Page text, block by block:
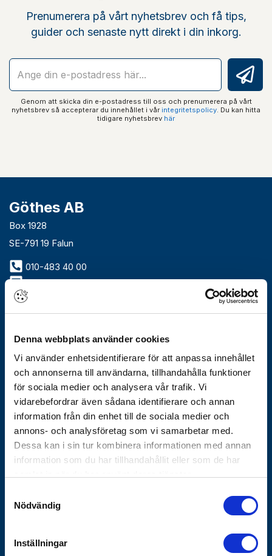
Denna webbplats använder cookies
Vi använder enhetsidentifierare för att anpassa innehållet
och annonserna till användarna, tillhandahålla funktioner
för sociala medier och analysera vår trafik. Vi
vidarebefordrar även sådana identifierare och annan
information från din enhet till de sociala medier och
annons- och analysföretag som vi samarbetar med.
Dessa kan i sin tur kombinera informationen med annan
information som du har tillhandahållit eller som de har
Nödvändig
Inställningar
Prenumerera på vårt nyhetsbrev och få tips,
guider och senaste nytt direkt i din inkorg.
Genom att skicka din e-postadress till oss och prenumerera på vårt
nyhetsbrev så accepterar du innehållet i vår integritetspolicy. Du kan hitta
tidigare nyhetsbrev här
Göthes AB
Box 1928
SE-791 19 Falun
010-483 40 00
info@gothes.se
Vårt erbjudande
Historik
Nyhetsbrev
Varför Göthes
Våra varumärken
Koncernbolag
Försäljnings- och leveransvillkor